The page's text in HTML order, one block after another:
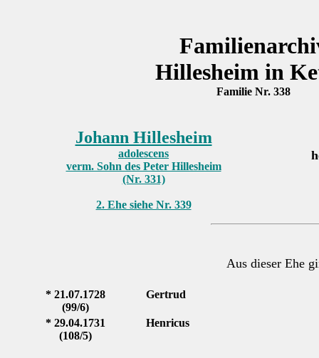
Hillesheim in
Familie Nr. 338
Johann Hillesheim
adolescens
verm. Sohn des Peter Hillesheim
(Nr. 331)
2. Ehe siehe Nr. 339
Aus dieser Ehe
* 21.07.1728
(99/6)
Gertrud
* 29.04.1731
(108/5)
Henricus